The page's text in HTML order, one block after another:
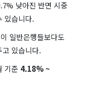
낮아진 반면 시중
있습니다.
일반은행들보다도
있습니다.
기준 4.18% ~